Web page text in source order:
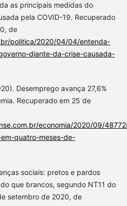
as principais medidas do
pela COVID-19. Recuperado
de
politica/2020/04/04/entenda-
diante-da-crise-causada-
Desemprego avança 27,6%
Recuperado em 25 de
economia/2020/09/
quatro-meses-de-
sociais: pretos e pardos
que brancos, segundo NT11 do
setembro de 2020, de